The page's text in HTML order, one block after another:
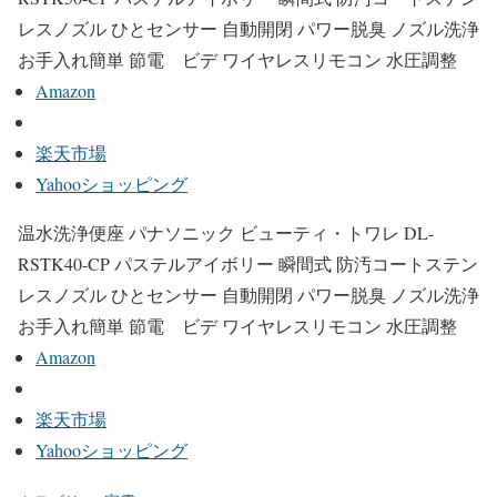
レスノズル ひとセンサー 自動開閉 パワー脱臭 ノズル洗浄
お手入れ簡単 節電 ビデ ワイヤレスリモコン 水圧調整
Amazon
楽天市場
Yahooショッピング
温水洗浄便座 パナソニック ビューティ・トワレ DL-
RSTK40-CP パステルアイボリー 瞬間式 防汚コートステン
レスノズル ひとセンサー 自動開閉 パワー脱臭 ノズル洗浄
お手入れ簡単 節電 ビデ ワイヤレスリモコン 水圧調整
Amazon
楽天市場
Yahooショッピング